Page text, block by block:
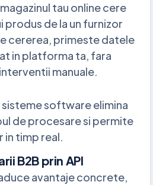
tau online cere
de la un furnizor
cererea, primeste datele
in platforma ta, fara
manuale.
software elimina
de procesare si permite
in timp real.
B2B prin API
avantaje concrete,